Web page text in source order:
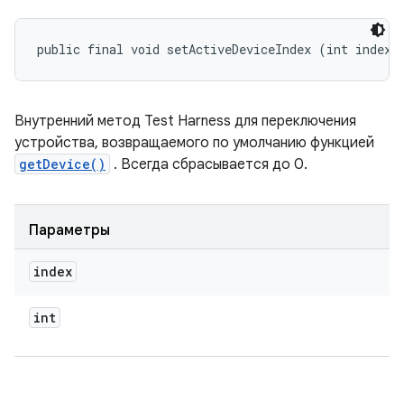
public final void setActiveDeviceIndex (int index)
Внутренний метод Test Harness для переключения
устройства, возвращаемого по умолчанию функцией
getDevice() . Всегда сбрасывается до 0.
Параметры
index
int